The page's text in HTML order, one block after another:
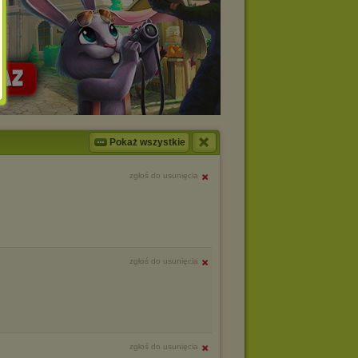
Pokaż wszystkie
zgłoś do usunięcia
zgłoś do usunięcia
zgłoś do usunięcia